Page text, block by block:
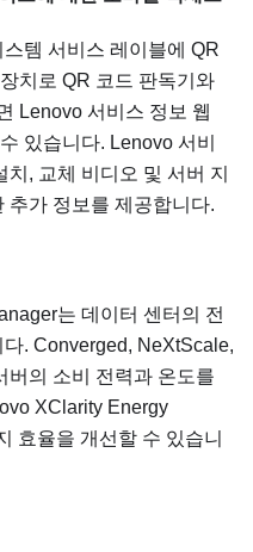
템 서비스 레이블에 QR
치로 QR 코드 판독기와
Lenovo 서비스 정보 웹
있습니다. Lenovo 서비
, 교체 비디오 및 서버 지
추가 정보를 제공합니다.
는 데이터 센터의 전
. Converged, NeXtScale,
버의 소비 전력과 온도를
XClarity Energy
효율을 개선할 수 있습니